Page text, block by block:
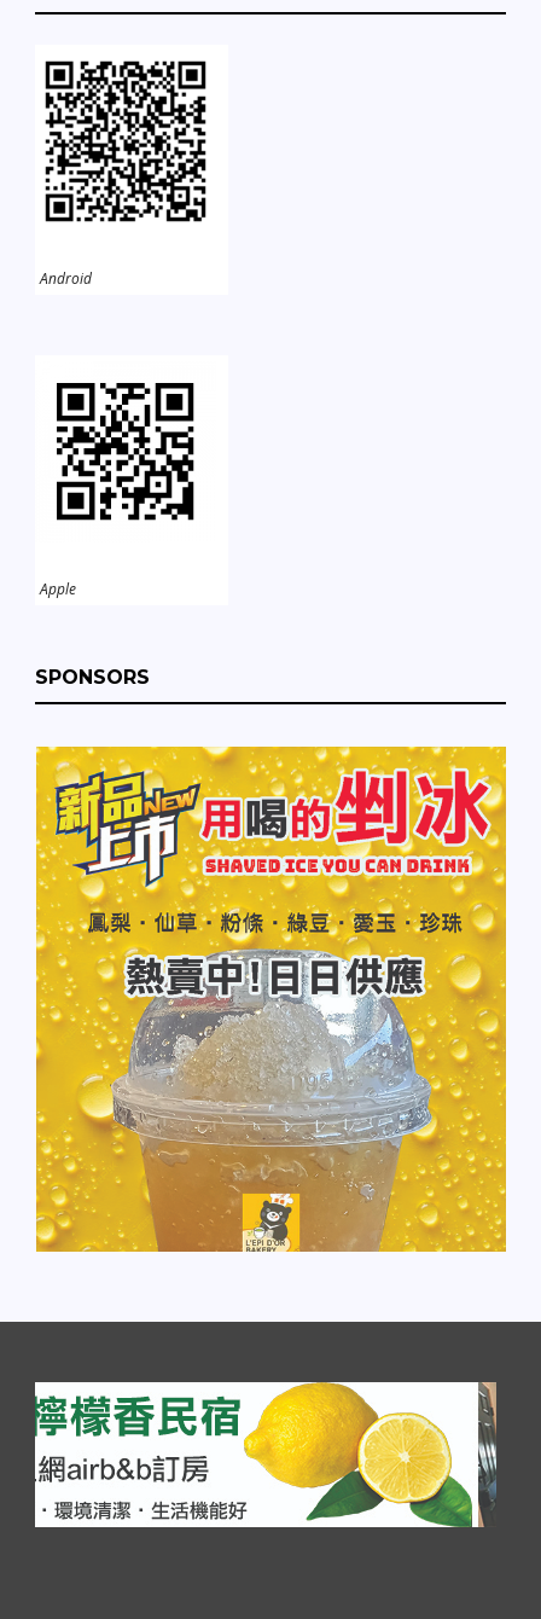
Android
Apple
SPONSORS